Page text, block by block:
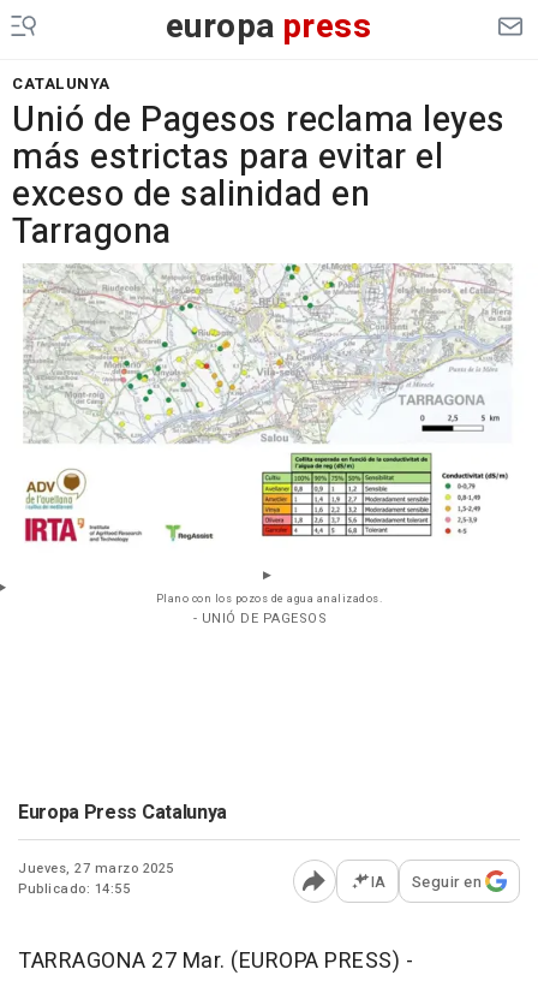
europa press
CATALUNYA
Unió de Pagesos reclama leyes
más estrictas para evitar el
exceso de salinidad en
Tarragona
Plano con los pozos de agua analizados.
- UNIÓ DE PAGESOS
Europa Press Catalunya
Jueves, 27 marzo 2025
Publicado: 14:55
Abrir opciones para
IA Seguir en
TARRAGONA 27 Mar. (EUROPA PRESS) -